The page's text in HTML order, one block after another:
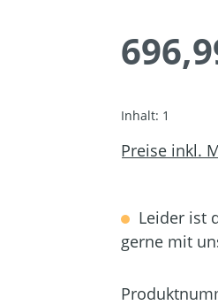
Inhalt: 1
Preise inkl.
Leider ist
gerne mit